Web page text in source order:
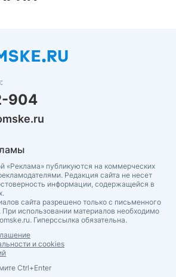
904
«Реклама» публикуются на коммерческих
Редакция сайта не несет
информации, содержащейся в
сайта разрешено только с письменного
использовании материалов необходимо
Гиперссылка обязательна.
и cookies
Ctrl+Enter